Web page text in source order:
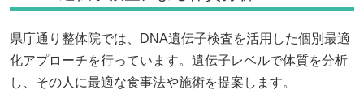
県庁通り整体院では、DNA遺伝子検査を活用した個別最適
化アプローチを行っています。遺伝子レベルで体質を分析
し、その人に最適な食事法や施術を提案します。